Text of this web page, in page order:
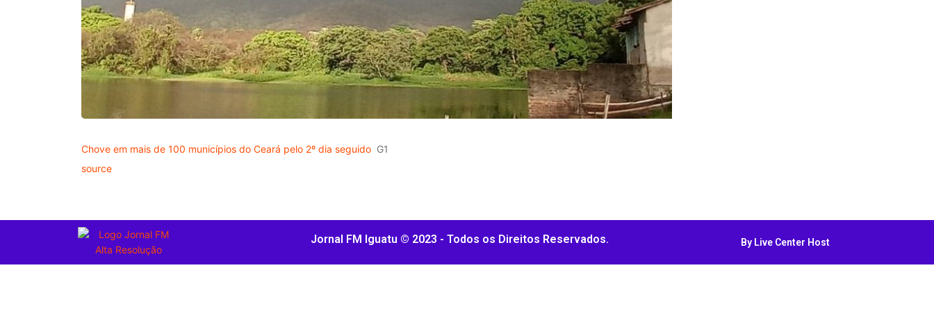
Chove em mais de 100 municípios do Ceará pelo 2º dia seguido G1
source
Jornal FM Iguatu © 2023 - Todos os Direitos Reservados. By Live Center Host